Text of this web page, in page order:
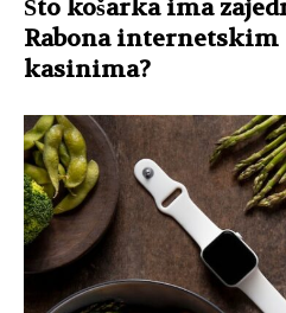
Što košarka ima
Rabona internetskim
kasinima?